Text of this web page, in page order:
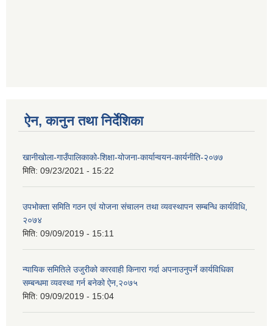
ऐन, कानुन तथा निर्देशिका
खानीखोला-गाउँपालिकाको-शिक्षा-योजना-कार्यान्वयन-कार्यनीति-२०७७
मिति: 09/23/2021 - 15:22
उपभोक्ता समिति गठन एवं योजना संचालन तथा व्यवस्थापन सम्बन्धि कार्यविधि,
२०७४
मिति: 09/09/2019 - 15:11
न्यायिक समितिले उजुरीको कारवाही किनारा गर्दा अपनाउनुपर्ने कार्यविधिका
सम्बन्धमा व्यवस्था गर्न बनेको ऐन,२०७५
मिति: 09/09/2019 - 15:04